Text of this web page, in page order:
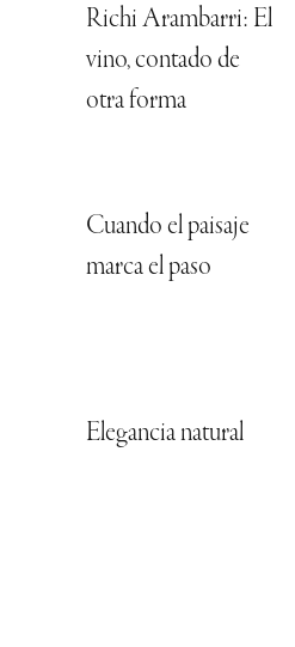
Richi Arambarri: El
vino, contado de
otra forma
Cuando el paisaje
marca el paso
Elegancia natural